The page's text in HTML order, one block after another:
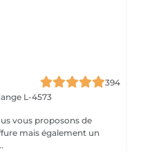
394
L-4573
vous proposons de
mais également un